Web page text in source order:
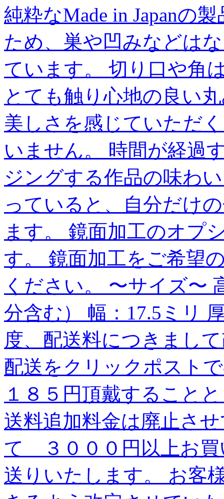
純粋なMade in Japanの
ため、巣や凹みなどは
ています。 切り口や角
とても触り心地の良い
美しさを感じていただ
いません。 時間が経過
ジングする作品の味わ
っていると、自分だけ
ます。 鏡面加工のオプ
す。 鏡面加工をご希望
ください。 〜サイズ〜
分含む） 幅：17.5ミリ
度、配送料につきまし
配送をクリックポスト
１８５円頂戴すること
送料追加料金は廃止さ
て ３０００円以上お買
送りいたします。 お客